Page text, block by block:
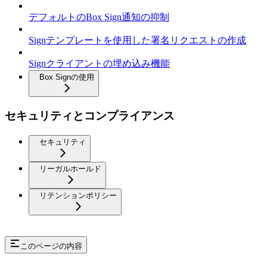
デフォルトのBox Sign通知の抑制
Signテンプレートを使用した署名リクエストの作成
Signクライアントの埋め込み機能
Box Signの使用
セキュリティとコンプライアンス
セキュリティ
リーガルホールド
リテンションポリシー
このページの内容